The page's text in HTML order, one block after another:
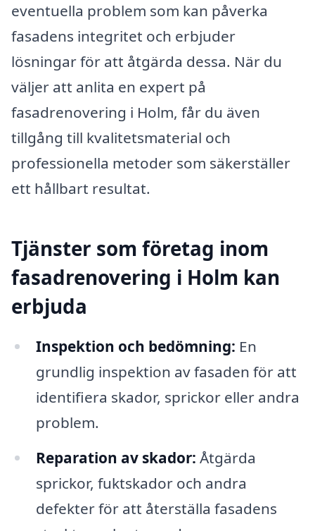
eventuella problem som kan påverka
fasadens integritet och erbjuder
lösningar för att åtgärda dessa. När du
väljer att anlita en expert på
fasadrenovering i Holm, får du även
tillgång till kvalitetsmaterial och
professionella metoder som säkerställer
ett hållbart resultat.
Tjänster som företag inom
fasadrenovering i Holm kan
erbjuda
Inspektion och bedömning: En
grundlig inspektion av fasaden för att
identifiera skador, sprickor eller andra
problem.
Reparation av skador: Åtgärda
sprickor, fuktskador och andra
defekter för att återställa fasadens